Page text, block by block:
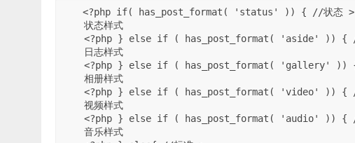
<?php if( has_post_format( 'status' )) { //状态 >